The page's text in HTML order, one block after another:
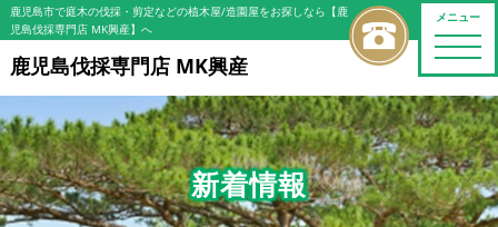
メニュー
toggle
鹿児島市で庭木の伐採・剪定などの植木屋/造園屋をお探しなら【鹿
児島伐採専門店 MK興産】へ
鹿児島伐採専門店 MK興産
新着情報